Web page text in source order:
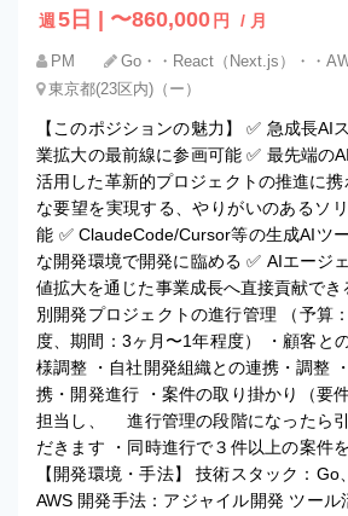
週 5日 | 〜860,000 円 / 月
PM Go・・React（Next.js）・・
東京都(23区内)（ー）
【このポジションの魅力】 ✅ 急成長AI
業拡大の最前線に参画可能 ✅ 最先端の
活用した革新的プロジェクトの推進に
な要望を実現する、やりがいのあるソ
能 ✅ ClaudeCode/Cursor等の生成AIツ
な開発環境で開発に臨める ✅ AIエージ
値拡大を通じた事業成長へ直接貢献で
別開発プロジェクトの進行管理 （予算
度、期間：3ヶ月〜1年程度） ・顧客と
様調整 ・自社開発組織との連携・調整
携・開発進行 ・案件の取り掛かり（要
担当し、 進行管理の段階になったら
だきます ・同時進行で３件以上の案件
【開発環境・手法】 技術スタック：Go
AWS 開発手法：アジャイル開発 ツール